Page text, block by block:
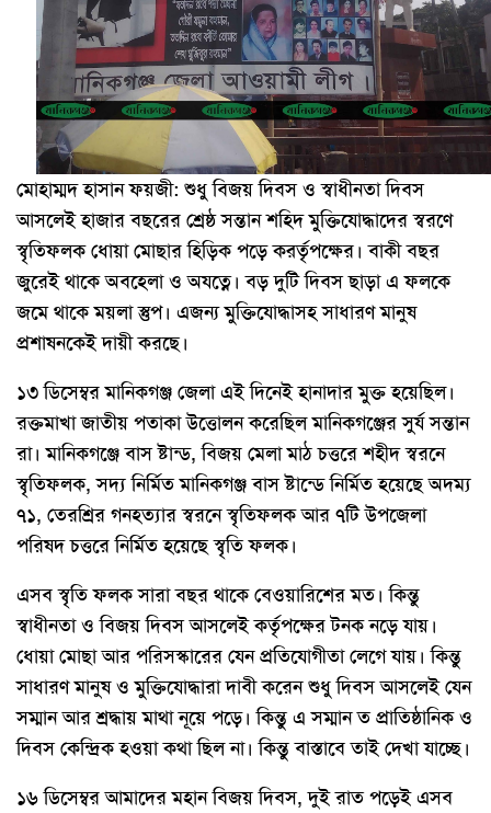
মোহাম্মদ হাসান ফয়জী: শুধু বিজয় দিবস ও স্বাধীনতা দিবস
আসলেই হাজার বছরের শ্রেষ্ঠ সন্তান শহিদ মুক্তিযোদ্ধাদের স্বরণে
স্বৃতিফলক ধোয়া মোছার হিড়িক পড়ে কর্র্তৃপক্ষের। বাকী বছর
জুরেই থাকে অবহেলা ও অযত্নে। বড় দুটি দিবস ছাড়া এ ফলকে
জমে থাকে ময়লা স্তুপ। এজন্য মুক্তিযোদ্ধাসহ সাধারণ মানুষ
প্রশাষনকেই দায়ী করছে।
১৩ ডিসেম্বর মানিকগঞ্জ জেলা এই দিনেই হানাদার মুক্ত হয়েছিল।
রক্তমাখা জাতীয় পতাকা উত্তোলন করেছিল মানিকগঞ্জের সুর্য সন্তান
রা। মানিকগঞ্জে বাস ষ্টান্ড, বিজয় মেলা মাঠ চত্তরে শহীদ স্বরনে
স্বৃতিফলক, সদ্য নির্মিত মানিকগঞ্জ বাস ষ্টান্ডে নির্মিত হয়েছে অদম্য
৭১, তেরশ্রির গনহত্যার স্বরনে স্বৃতিফলক আর ৭টি উপজেলা
পরিষদ চত্তরে নির্মিত হয়েছে স্বৃতি ফলক।
এসব স্বৃতি ফলক সারা বছর থাকে বেওয়ারিশের মত। কিন্তু
স্বাধীনতা ও বিজয় দিবস আসলেই কর্তৃপক্ষের টনক নড়ে যায়।
ধোয়া মোছা আর পরিসস্কারের যেন প্রতিযোগীতা লেগে যায়। কিন্তু
সাধারণ মানুষ ও মুক্তিযোদ্ধারা দাবী করেন শুধু দিবস আসলেই যেন
সম্মান আর শ্রদ্ধায় মাথা নূয়ে পড়ে। কিন্তু এ সম্মান ত প্রাতিষ্ঠানিক ও
দিবস কেন্দ্রিক হওয়া কথা ছিল না। কিন্তু বাস্তাবে তাই দেখা যাচ্ছে।
১৬ ডিসেম্বর আমাদের মহান বিজয় দিবস, দুই রাত পড়েই এসব